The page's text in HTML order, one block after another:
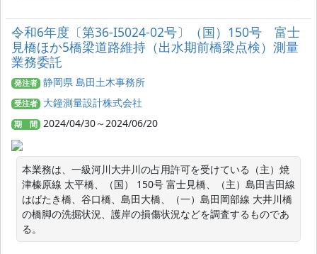
令和6年度〔第36-I5024-02号〕（国）150号 富士
見橋ほか5橋梁道路維持（出水期前橋梁点検）測量
業務委託
発注者 静岡県 島田土木事務所
受注者 大鐘測量設計株式会社
期 間 2024/04/30～2024/06/20
本業務は、一級河川大井川の占用許可を受けている（主）焼
津榛原線 太平橋、（国） 150号 富士見橋、（主）島田吉田線
はばたき橋、谷口橋、島田大橋、（一）島田岡部線 大井川橋
の橋脚の洗掘状況、護岸の損傷状況などを調査するものであ
る。